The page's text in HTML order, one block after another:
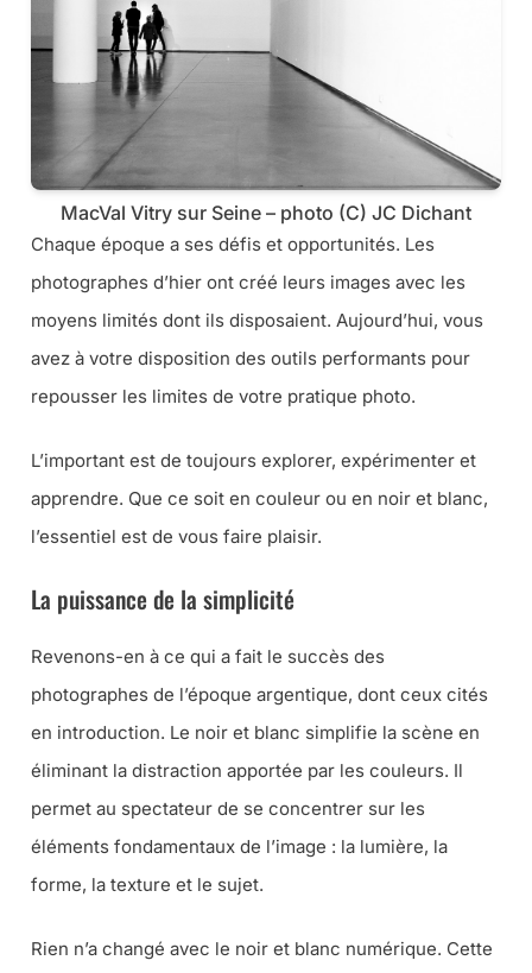
MacVal Vitry sur Seine – photo (C) JC Dichant
Chaque époque a ses défis et opportunités. Les
photographes d’hier ont créé leurs images avec les
moyens limités dont ils disposaient. Aujourd’hui, vous
avez à votre disposition des outils performants pour
repousser les limites de votre pratique photo.
L’important est de toujours explorer, expérimenter et
apprendre. Que ce soit en couleur ou en noir et blanc,
l’essentiel est de vous faire plaisir.
La puissance de la simplicité
Revenons-en à ce qui a fait le succès des
photographes de l’époque argentique, dont ceux cités
en introduction. Le noir et blanc simplifie la scène en
éliminant la distraction apportée par les couleurs. Il
permet au spectateur de se concentrer sur les
éléments fondamentaux de l’image : la lumière, la
forme, la texture et le sujet.
Rien n’a changé avec le noir et blanc numérique. Cette